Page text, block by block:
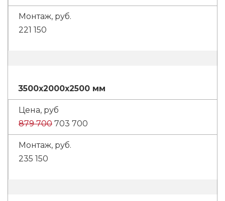
221 150
3500x2000x2500 мм
879 700 703 700
235 150